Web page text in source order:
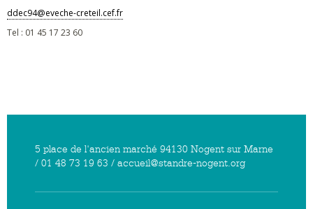
ddec94@eveche-creteil.cef.fr
Tel : 01 45 17 23 60
5 place de l'ancien marché 94130 Nogent sur Marne
/ 01 48 73 19 63 / accueil@standre-nogent.org